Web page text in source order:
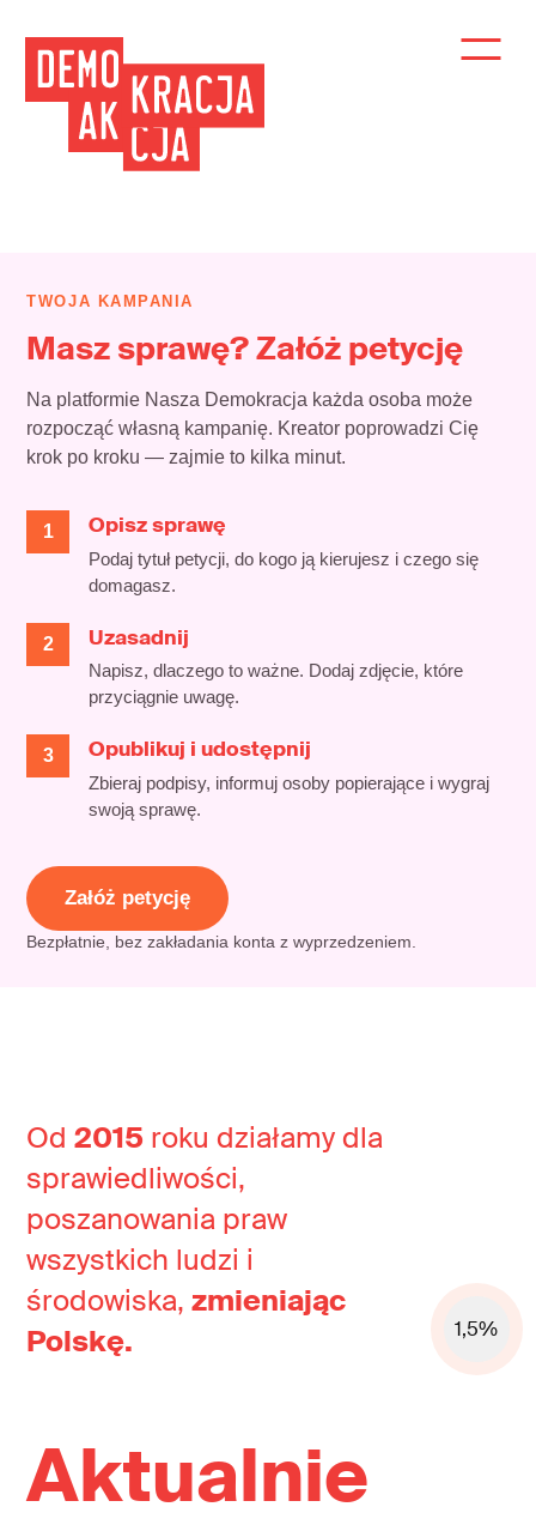
TWOJA KAMPANIA
Masz sprawę? Załóż petycję
Na platformie Nasza Demokracja każda osoba może
rozpocząć własną kampanię. Kreator poprowadzi Cię
krok po kroku — zajmie to kilka minut.
Opisz sprawę
Podaj tytuł petycji, do kogo ją kierujesz i czego się
domagasz.
Uzasadnij
Napisz, dlaczego to ważne. Dodaj zdjęcie, które
przyciągnie uwagę.
Opublikuj i udostępnij
Zbieraj podpisy, informuj osoby popierające i wygraj
swoją sprawę.
Załóż petycję
Bezpłatnie, bez zakładania konta z wyprzedzeniem.
Od2015 roku działamy dla
sprawiedliwości,
poszanowania praw
wszystkich ludzi i
środowiska,zmieniając
Polskę.
1,5%
Aktualnie